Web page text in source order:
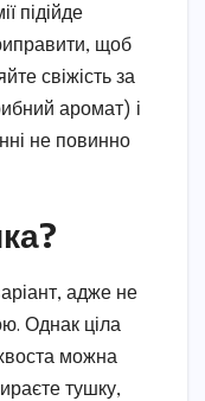
підійде
щоб
свіжість за
аромат) і
не повинно
адже не
Однак ціла
можна
тушку,